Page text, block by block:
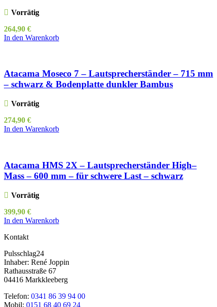
Vorrätig
264,90 €
In den Warenkorb
Atacama Moseco 7 – Lautsprecherständer – 715 mm
– schwarz & Bodenplatte dunkler Bambus
Vorrätig
274,90 €
In den Warenkorb
Atacama HMS 2X – Lautsprecherständer High–
Mass – 600 mm – für schwere Last – schwarz
Vorrätig
399,90 €
In den Warenkorb
Kontakt
Pulsschlag24
Inhaber: René Joppin
Rathausstraße 67
04416 Markkleeberg
Telefon: 0341 86 39 94 00
Mobil: 0151 68 40 69 24